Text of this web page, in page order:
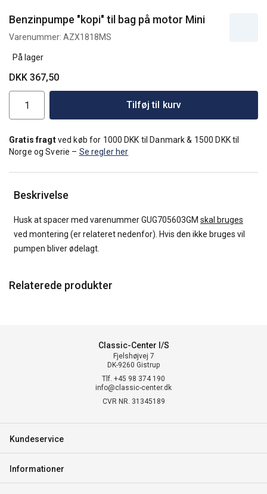
Benzinpumpe "kopi" til bag på motor Mini
Varenummer: AZX1818MS
På lager
DKK 367,50
Tilføj til kurv
Gratis fragtved køb for 1000 DKK til Danmark & 1500 DKK til
Norge og Sverie – Se regler her
Beskrivelse
Husk at spacer med varenummer GUG705603GM skal bruges
ved montering (er relateret nedenfor). Hvis den ikke bruges vil
pumpen bliver ødelagt.
Relaterede produkter
Classic-Center I/S
Fjelshøjvej 7
DK-9260 Gistrup
Tlf. +45 98 374 190
info@classic-center.dk
CVR NR. 31345189
Kundeservice
Informationer